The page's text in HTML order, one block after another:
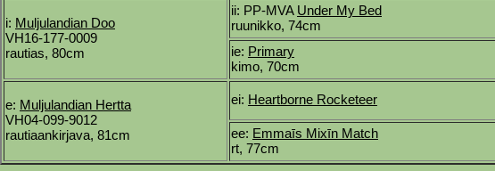
i: Muljulandian Doo
VH16-177-0009
rautias, 80cm
ii: PP-MVA Under My Bed
ruunikko, 74cm
ie: Primary
kimo, 70cm
e: Muljulandian Hertta
VH04-099-9012
rautiaankirjava, 81cm
ei: Heartborne Rocketeer
ee: Emmaīs Mixīn Match
rt, 77cm